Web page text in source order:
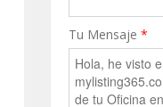
Tu Mensaje *